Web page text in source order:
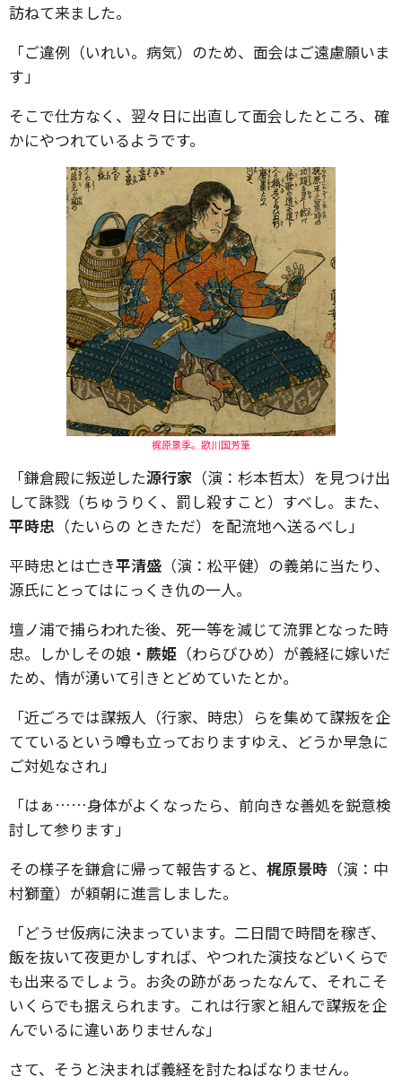
訪ねて来ました。
「ご違例（いれい。病気）のため、面会はご遠慮願いま
す」
そこで仕方なく、翌々日に出直して面会したところ、確
かにやつれているようです。
梶原景季。歌川国芳筆
「鎌倉殿に叛逆した源行家 （演：杉本哲太）を見つけ出
して誅戮（ちゅうりく、罰し殺すこと）すべし。また、
平時忠 （たいらの ときただ）を配流地へ送るべし」
平時忠とは亡き平清盛 （演：松平健）の義弟に当たり、
源氏にとってはにっくき仇の一人。
壇ノ浦で捕らわれた後、死一等を減じて流罪となった時
忠。しかしその娘・ 蕨姫 （わらびひめ）が義経に嫁いだ
ため、情が湧いて引きとどめていたとか。
「近ごろでは謀叛人（行家、時忠）らを集めて謀叛を企
てているという噂も立っておりますゆえ、どうか早急に
ご対処なされ」
「はぁ……身体がよくなったら、前向きな善処を鋭意検
討して参ります」
その様子を鎌倉に帰って報告すると、 梶原景時 （演：中
村獅童）が頼朝に進言しました。
「どうせ仮病に決まっています。二日間で時間を稼ぎ、
飯を抜いて夜更かしすれば、やつれた演技などいくらで
も出来るでしょう。お灸の跡があったなんて、それこそ
いくらでも据えられます。これは行家と組んで謀叛を企
んでいるに違いありませんな」
さて、そうと決まれば義経を討たねばなりません。